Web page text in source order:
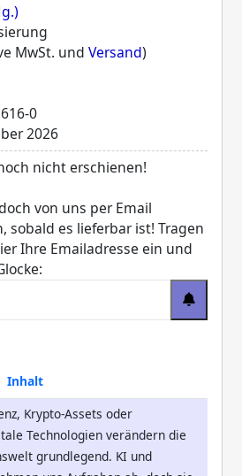
MwSt. und Versand)
0
2026
nicht erschienen!
von uns per Email
sobald es lieferbar ist! Tragen
Ihre Emailadresse ein und
Inhalt
Krypto-Assets oder
Technologien verändern die
grundlegend. KI und